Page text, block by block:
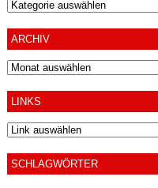
ARCHIV
Archiv
LINKS
SCHLAGWÖRTER